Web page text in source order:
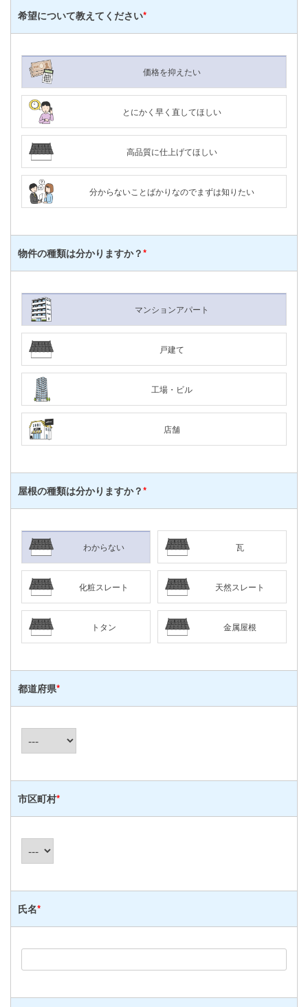
希望について教えてください*
価格を抑えたい
とにかく早く直してほしい
高品質に仕上げてほしい
分からないことばかりなのでまずは知りたい
物件の種類は分かりますか？*
マンションアパート
戸建て
工場・ビル
店舗
屋根の種類は分かりますか？*
わからない 瓦
化粧スレート 天然スレート
トタン 金属屋根
都道府県*
市区町村*
氏名*